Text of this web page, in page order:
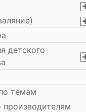
детского
темам
производителям